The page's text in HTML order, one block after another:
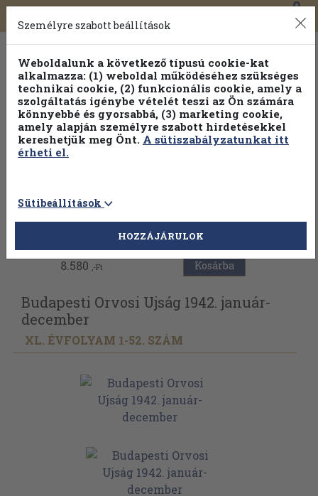
Toggle
navigation
0
Vissza az előző oldalra
8.580 ,-Ft Kosárba
Budapesti Orvosi Ujság 1942. január-
december
XL. ÉVFOLYAM 1-52. SZÁM
Személyre szabott beállítások
Weboldalunk a következő típusú cookie-kat
alkalmazza: (1) weboldal működéséhez szükséges
technikai cookie, (2) funkcionális cookie, amely a
szolgáltatás igénybe vételét teszi az Ön számára
könnyebbé és gyorsabbá, (3) marketing cookie,
amely alapján személyre szabott hirdetésekkel
kereshetjük meg Önt. A sütiszabályzatunkat itt
érheti el.
Sütibeállítások
HOZZÁJÁRULOK